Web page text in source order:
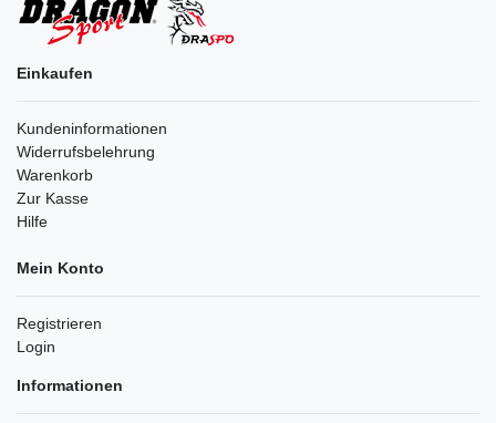
Einkaufen
Kundeninformationen
Widerrufsbelehrung
Warenkorb
Zur Kasse
Hilfe
Mein Konto
Registrieren
Login
Informationen